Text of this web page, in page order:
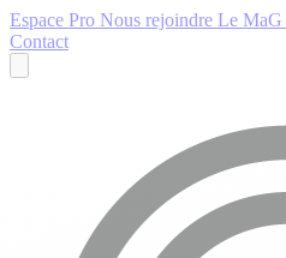
Espace Pro Nous rejoindre Le MaG
Contact